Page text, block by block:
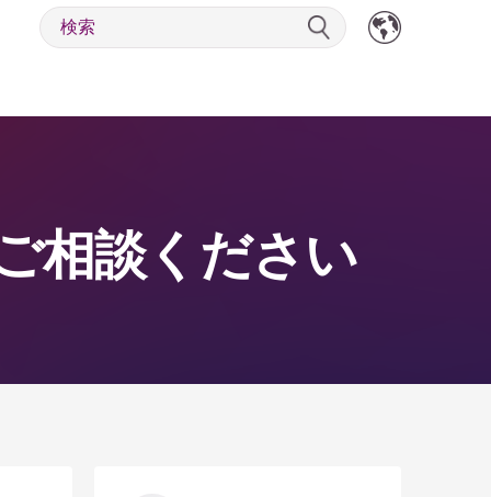
相談ください